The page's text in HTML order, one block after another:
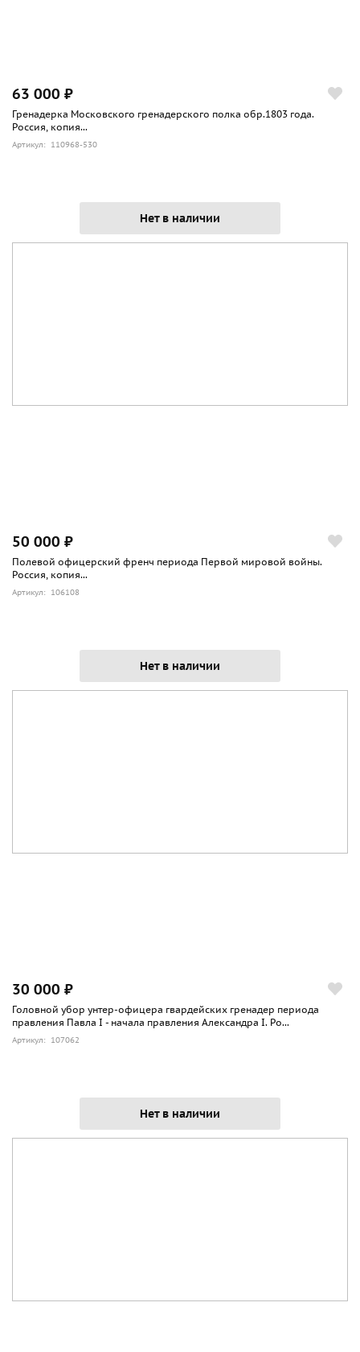
63 000 ₽
Гренадерка Московского гренадерского полка обр.1803 года.
Россия, копия...
Артикул: 110968-530
Нет в наличии
50 000 ₽
Полевой офицерский френч периода Первой мировой войны.
Россия, копия...
Артикул: 106108
Нет в наличии
30 000 ₽
Головной убор унтер-офицера гвардейских гренадер периода
правления Павла I - начала правления Александра I. Ро...
Артикул: 107062
Нет в наличии